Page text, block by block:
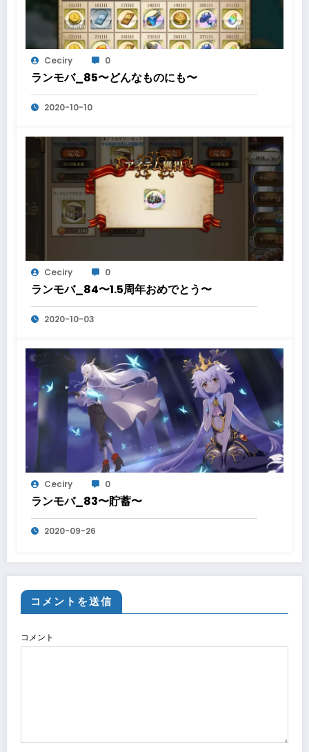
Ceciry 0
ランモバ_85〜どんなものにも〜
2020-10-10
Ceciry 0
ランモバ_84〜1.5周年おめでとう〜
2020-10-03
Ceciry 0
ランモバ_83〜貯蓄〜
2020-09-26
コメントを送信
コメント